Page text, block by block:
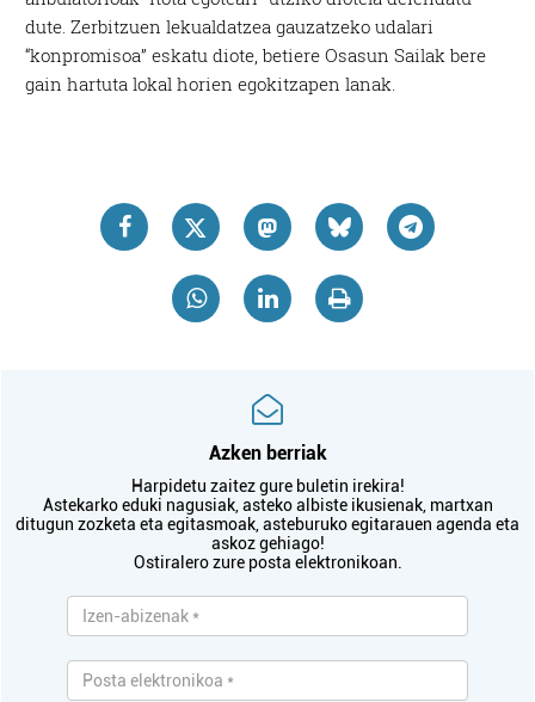
dute. Zerbitzuen lekualdatzea gauzatzeko udalari
“konpromisoa” eskatu diote, betiere Osasun Sailak bere
gain hartuta lokal horien egokitzapen lanak.
Azken berriak
Harpidetu zaitez gure buletin irekira!
Astekarko eduki nagusiak, asteko albiste ikusienak, martxan
ditugun zozketa eta egitasmoak, asteburuko egitarauen agenda eta
askoz gehiago!
Ostiralero zure posta elektronikoan.